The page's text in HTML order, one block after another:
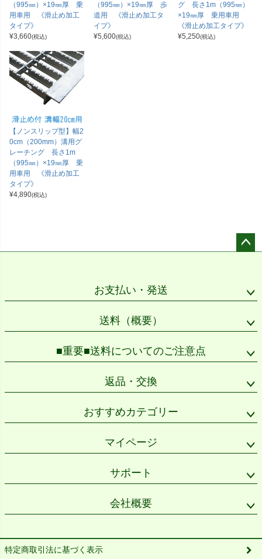
（995㎜）×19㎜厚 乗
用車用 《滑止め加工
タイプ》
¥3,660(税込)
（995㎜）×19㎜厚 歩
道用 《滑止め加工タ
イプ》
¥5,600(税込)
グ 長さ1m（995㎜）
×19㎜厚 乗用車用
《滑止め加工タイプ》
¥5,250(税込)
【ノンスリップ型】幅2
0cm（200mm）溝用グ
レーチング 長さ1m
（995㎜）×19㎜厚 乗
用車用 《滑止め加工
タイプ》
¥4,890(税込)
お支払い・発送
送料（概要）
■重要■送料についてのご注意点
返品・交換
おすすめカテゴリー
マイページ
サポート
会社概要
特定商取引法に基づく表示